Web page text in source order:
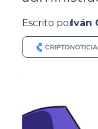
Escrito porIván